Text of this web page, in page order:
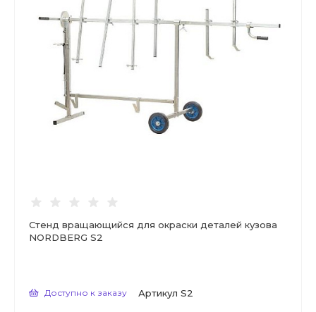
Стенд вращающийся для окраски деталей кузова
NORDBERG S2
Доступно к заказу Артикул S2